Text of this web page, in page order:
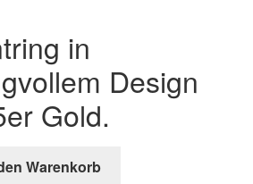
in
Design
Gold.
Warenkorb